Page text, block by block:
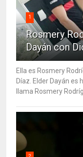
1
Rosmery
Dayán con
Ella es Rosmery
Díaz. Elder Dayán es
llama Rosmery